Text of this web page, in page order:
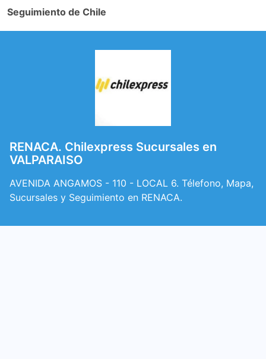
Seguimiento de Chile
RENACA. Chilexpress Sucursales en
VALPARAISO
AVENIDA ANGAMOS - 110 - LOCAL 6. Télefono, Mapa,
Sucursales y Seguimiento en RENACA.